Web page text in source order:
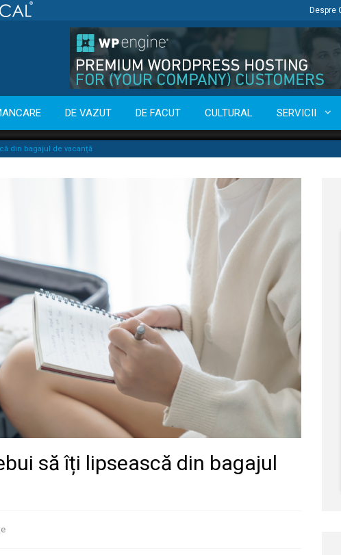
Despre
DE VAZUT DE FACUT CULTURAL SERVICII
din bagajul de vacanță
să îți lipsească din bagajul